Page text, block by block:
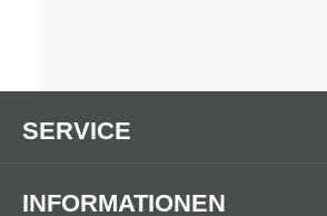
SERVICE
INFORMATIONEN